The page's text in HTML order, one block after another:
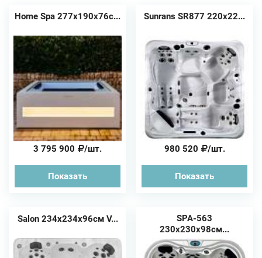
Home Spa 277х190х76с...
3 795 900 /шт.
Показать
Sunrans SR877 220x22...
980 520 /шт.
Показать
Salon 234x234x96см V...
SPA-563
230х230х98см...